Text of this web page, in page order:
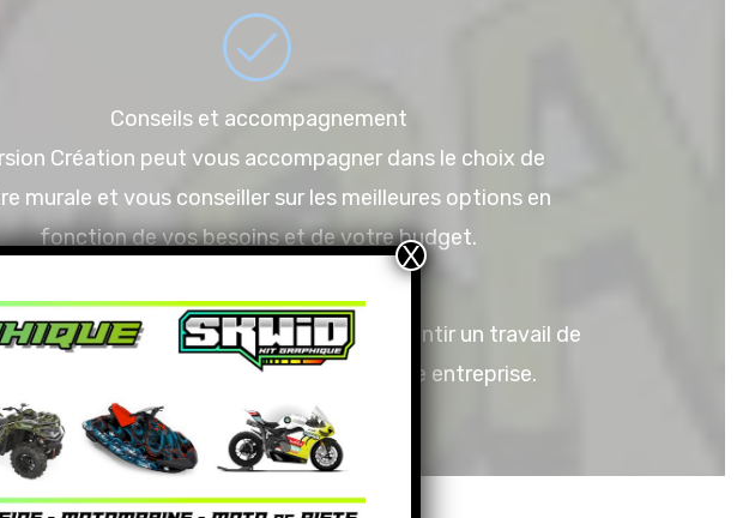
Conseils et accompagnement
Création peut vous accompagner dans le choix de
murale et vous conseiller sur les meilleures options en
fonction de vos besoins et de votre budget.
vos murales décoratives peut vous garantir un travail de
un impact visuel maximal pour votre entreprise.
X